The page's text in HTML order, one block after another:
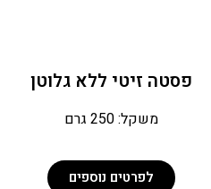
פסטה זיטי ללא גלוטן
משקל: 250 גרם
לפרטים נוספים